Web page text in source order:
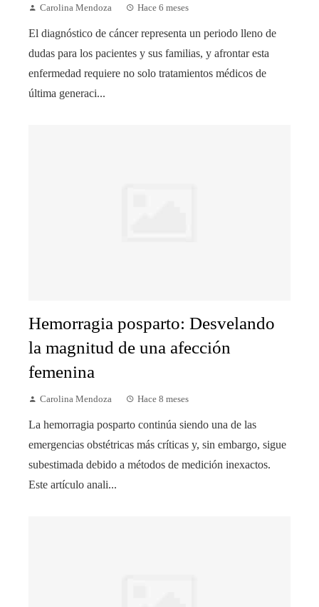
Carolina Mendoza Hace 6 meses
El diagnóstico de cáncer representa un periodo lleno de
dudas para los pacientes y sus familias, y afrontar esta
enfermedad requiere no solo tratamientos médicos de
última generaci...
Hemorragia posparto: Desvelando
la magnitud de una afección
femenina
Carolina Mendoza Hace 8 meses
La hemorragia posparto continúa siendo una de las
emergencias obstétricas más críticas y, sin embargo, sigue
subestimada debido a métodos de medición inexactos.
Este artículo anali...